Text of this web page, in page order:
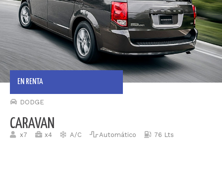
EN RENTA
DODGE
CARAVAN
x7 x4 A/C Automático 76 Lts